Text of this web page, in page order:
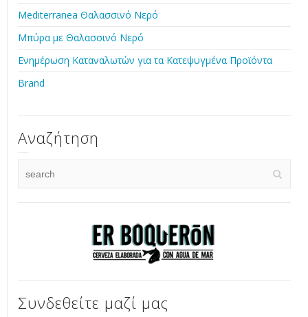
Mediterranea Θαλασσινό Νερό
Μπύρα με Θαλασσινό Νερό
Ενημέρωση Καταναλωτών για τα Κατεψυγμένα Προϊόντα
Brand
Αναζήτηση
Συνδεθείτε μαζί μας